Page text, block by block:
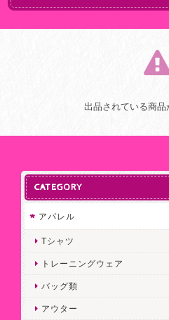
出品されている商品
CATEGORY
アパレル
Tシャツ
トレーニングウェア
バッグ類
アウター